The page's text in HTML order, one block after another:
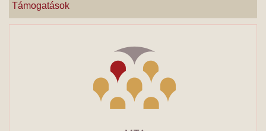
Támogatások